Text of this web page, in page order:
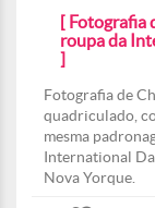
[ Fotografia
roupa da
]
Fotografia de
quadriculado,
mesma
International
Nova Yorque.